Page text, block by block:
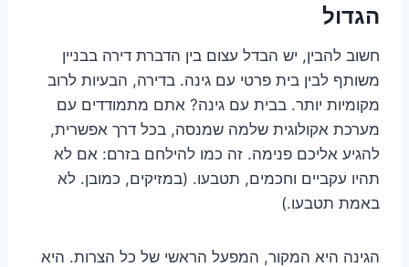
הגדול
חשוב להבין, יש הבדל עצום בין הדברת דירה בבניין
משותף לבין בית פרטי עם גינה. בדירה, הבעיות לרוב
מקומיות יותר. בבית עם גינה? אתם מתמודדים עם
מערכת אקולוגית שלמה שמנסה, בכל דרך אפשרית,
להגיע אליכם פנימה. זה כמו להילחם בזרם: אם לא
תהיו עקביים וחכמים, תטבעו. (במזיקים, כמובן. לא
באמת תטבעו.)
הגינה היא המקור, המפעל הראשי של כל הצרות. היא